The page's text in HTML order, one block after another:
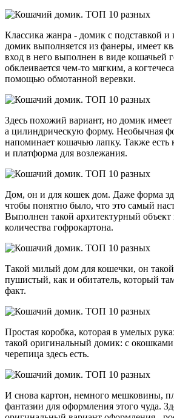
Классика жанра - домик с подставкой и
домик выполняется из фанеры, имеет
вход в него выполнен в виде кошачьей
обклеивается чем-то мягким, а
помощью обмотанной веревки.
Здесь похожий вариант, но домик
а цилиндрическую форму. Необычная
напоминает кошачью лапку. Также есть
и платформа для возлежания.
Дом, он и для кошек дом. Даже форма
чтобы понятно было, что это самый
Выполнен такой архитектурный объект
количества гофрокартона.
Такой милый дом для кошечки, он
пушистый, как и обитатель, который
факт.
Простая коробка, которая в умелых
такой оригинальный домик: с
черепица здесь есть.
И снова картон, немного мешковины,
фантазии для оформления этого чуда.